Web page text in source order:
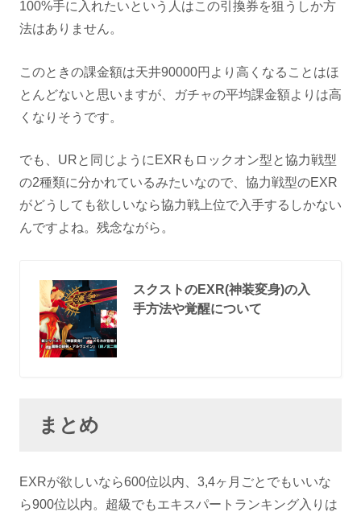
100%手に入れたいという人はこの引換券を狙うしか方
法はありません。
このときの課金額は天井90000円より高くなることはほ
とんどないと思いますが、ガチャの平均課金額よりは高
くなりそうです。
でも、URと同じようにEXRもロックオン型と協力戦型
の2種類に分かれているみたいなので、協力戦型のEXR
がどうしても欲しいなら協力戦上位で入手するしかない
んですよね。残念ながら。
スクストのEXR(神装変身)の入
手方法や覚醒について
まとめ
EXRが欲しいなら600位以内、3,4ヶ月ごとでもいいな
ら900位以内。超級でもエキスパートランキング入りは